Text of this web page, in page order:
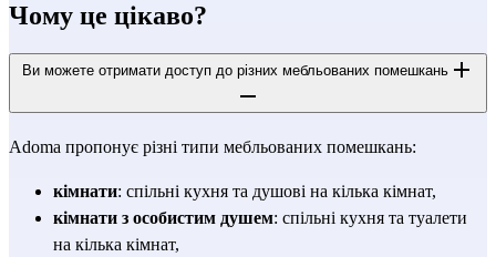
Чому це цікаво?
Ви можете отримати доступ до різних мебльованих помешкань
Adoma пропонує різні типи мебльованих помешкань:
кімнати: спільні кухня та душові на кілька кімнат,
кімнати з особистим душем: спільні кухня та туалети
на кілька кімнат,